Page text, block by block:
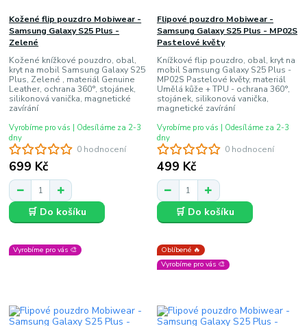
0 hodnocení
Kožené flip pouzdro Mobiwear -
Samsung Galaxy S25 Plus -
Zelené
Kožené knížkové pouzdro, obal,
kryt na mobil Samsung Galaxy S25
Plus, Zelené , materiál Genuine
Leather, ochrana 360°, stojánek,
silikonová vanička, magnetické
zavírání
699 Kč
Vyrobíme pro vás | Odesíláme za 2-3
dny
🛒 Do košíku
0 hodnocení
Flipové pouzdro Mobiwear -
Samsung Galaxy S25 Plus - MP02S
Pastelové květy
Knížkové flip pouzdro, obal, kryt na
mobil Samsung Galaxy S25 Plus -
MP02S Pastelové květy, materiál
Umělá kůže + TPU - ochrana 360°,
stojánek, silikonová vanička,
magnetické zavírání
499 Kč
Vyrobíme pro vás | Odesíláme za 2-3
dny
🛒 Do košíku
Vyrobíme pro vás 🎨
Oblíbené 🔥
Vyrobíme pro vás 🎨